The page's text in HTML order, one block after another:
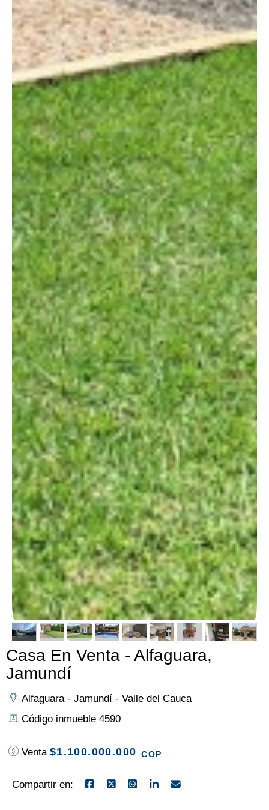
Casa En Venta - Alfaguara,
Jamundí
Alfaguara - Jamundí - Valle del Cauca
Código inmueble 4590
Venta $1.100.000.000COP
Compartir en: